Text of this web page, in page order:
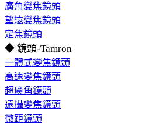
廣角變焦鏡頭
望遠變焦鏡頭
定焦鏡頭
◆ 鏡頭-Tamron
一體式變焦鏡頭
高速變焦鏡頭
超廣角鏡頭
遠攝變焦鏡頭
微距鏡頭